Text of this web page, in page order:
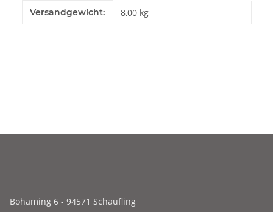
Produkteigenschaft
Wert
Versandgewicht: 8,00 kg
Böhaming 6 - 94571 Schaufling